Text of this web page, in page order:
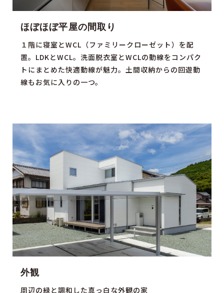
ほぼほぼ平屋の間取り
１階に寝室とWCL（ファミリークローゼット）を配
置。LDKとWCL。洗面脱衣室とWCLの動線をコンパク
トにまとめた快適動線が魅力。土間収納からの回遊動
線もお気に入りの一つ。
外観
周辺の緑と調和した真っ白な外観の家